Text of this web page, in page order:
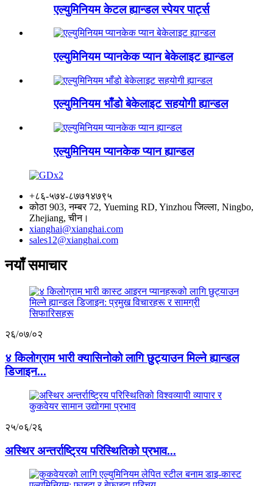
एल्युमिनियम केटल ह्यान्डल स्पेयर पार्ट्स
एल्युमिनियम प्यानकेक प्यान बेकेलाइट ह्यान्डल
एल्युमिनियम भाँडो बेकेलाइट सहयोगी ह्यान्डल
एल्युमिनियम प्यानकेक प्यान ह्यान्डल
+८६-५७४-८७७१४७९५
कोठा 903, नम्बर 72, Yueming RD, Yinzhou जिल्ला, Ningbo,
Zhejiang, चीन।
xianghai@xianghai.com
sales12@xianghai.com
नयाँ समाचार
२६/०७/०२
४ किलोग्राम भारी क्यासिनोको लागि छुट्याउन मिल्ने ह्यान्डल
डिजाइन...
२५/०६/२६
अस्थिर अन्तर्राष्ट्रिय परिस्थितिको प्रभाव...